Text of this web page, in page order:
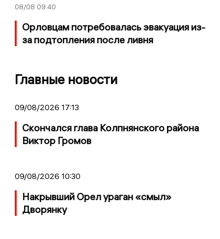
08/08 09:40
Орловцам потребовалась эвакуация из-
за подтопления после ливня
Главные новости
09/08/2026 17:13
Скончался глава Колпнянского района
Виктор Громов
09/08/2026 10:30
Накрывший Орел ураган «смыл»
Дворянку